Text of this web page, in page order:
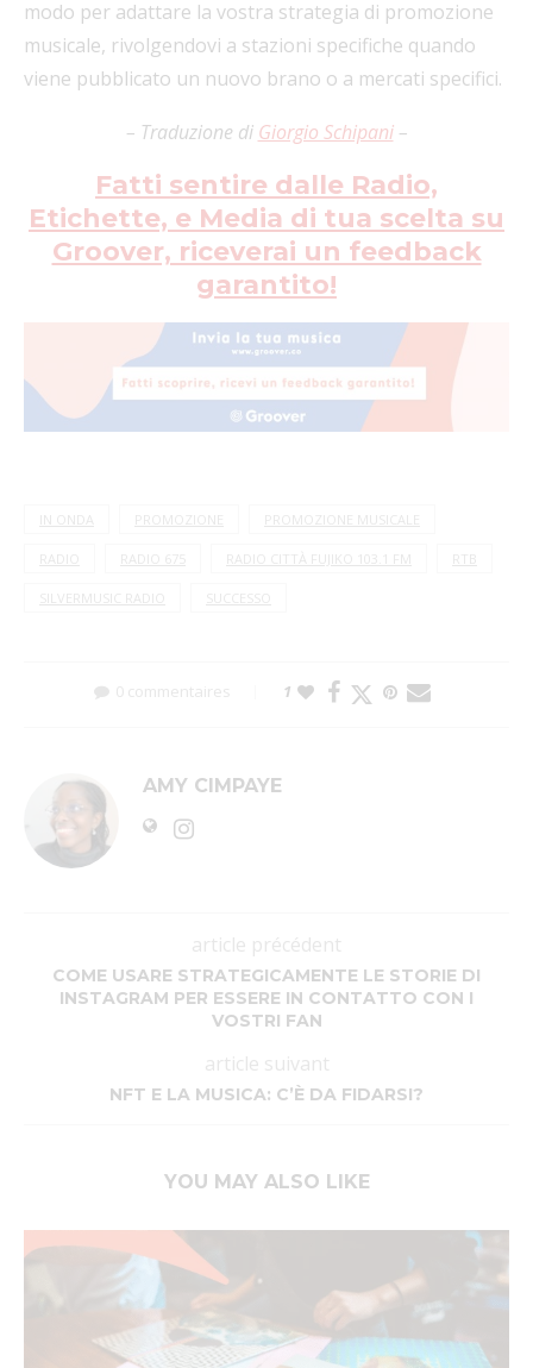
modo per adattare la vostra strategia di promozione
musicale, rivolgendovi a stazioni specifiche quando
viene pubblicato un nuovo brano o a mercati specifici.
– Traduzione di Giorgio Schipani–
Fatti sentire dalle Radio,
Etichette, e Media di tua scelta su
Groover, riceverai un feedback
garantito!
IN ONDA PROMOZIONE MUSICALE
RADIO RADIO 675 RADIO CITTÀ FUJIKO 103.1 FM RTB
SILVERMUSIC RADIO
0 commentaires 1
AMY CIMPAYE
article précédent
COME USARE STRATEGICAMENTE LE STORIE DI
INSTAGRAM PER ESSERE IN CONTATTO CON I
VOSTRI FAN
article suivant
NFT E LA MUSICA: C’È DA FIDARSI?
YOU MAY ALSO LIKE